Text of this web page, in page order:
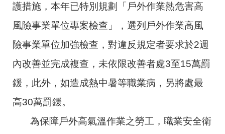
護措施，本年已特別規劃「戶外作業熱危害高
風險事業單位專案檢查」，選列戶外作業高風
險事業單位加強檢查，對違反規定者要求於2週
內改善並完成複查，未依限改善者處3至15萬罰
鍰，此外，如造成熱中暑等職業病，另將處最
高30萬罰鍰。
為保障戶外高氣溫作業之勞工，職業安全衛